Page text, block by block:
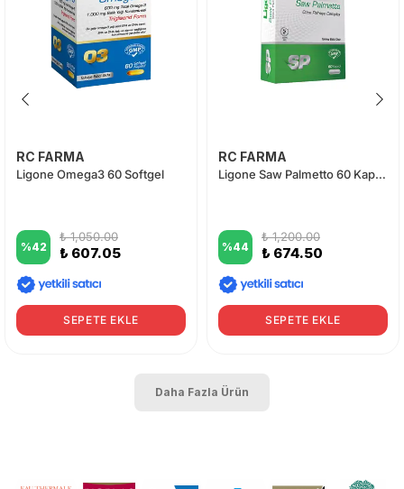
RC FARMA
Ligone Omega3 60 Softgel
%42
₺ 1,050.00
₺ 607.05
SEPETE EKLE
RC FARMA
Ligone Saw Palmetto 60 Kapsül
%44
₺ 1,200.00
₺ 674.50
SEPETE EKLE
Daha Fazla Ürün